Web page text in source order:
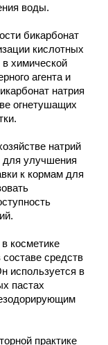
воды.
бикарбонат
кислотных
в химической
агента и
натрия
огнетушащих
натрий
для улучшения
к кормам для
косметике
средств
используется в
пастах
практике